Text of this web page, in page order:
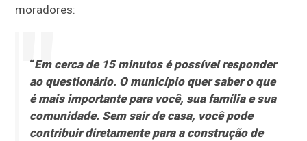
moradores:
“Em cerca de 15 minutos é possível responder
ao questionário. O município quer saber o que
é mais importante para você, sua família e sua
comunidade. Sem sair de casa, você pode
contribuir diretamente para a construção de